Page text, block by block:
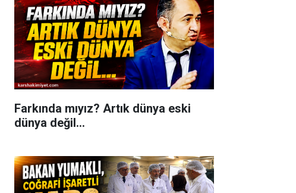
Farkında mıyız? Artık dünya eski
dünya değil...